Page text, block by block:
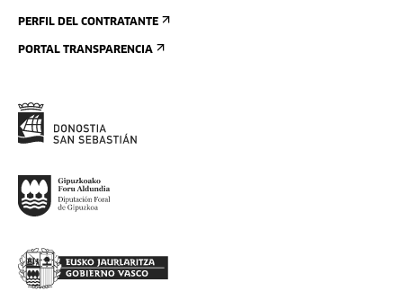
PERFIL DEL CONTRATANTE
PORTAL TRANSPARENCIA